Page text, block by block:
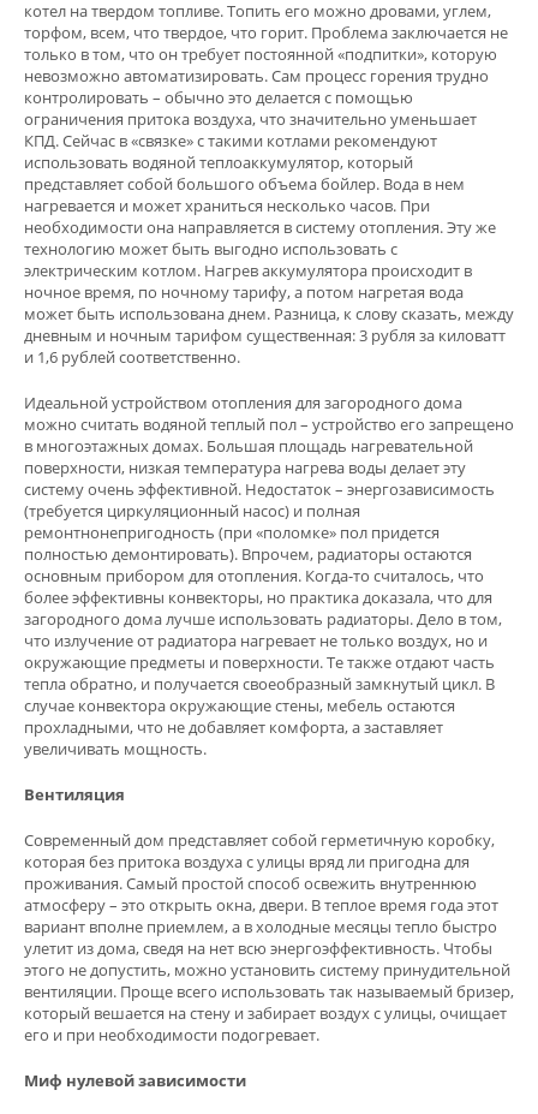
котел на твердом топливе. Топить его можно дровами, углем,
торфом, всем, что твердое, что горит. Проблема заключается не
только в том, что он требует постоянной «подпитки», которую
невозможно автоматизировать. Сам процесс горения трудно
контролировать – обычно это делается с помощью
ограничения притока воздуха, что значительно уменьшает
КПД. Сейчас в «связке» с такими котлами рекомендуют
использовать водяной теплоаккумулятор, который
представляет собой большого объема бойлер. Вода в нем
нагревается и может храниться несколько часов. При
необходимости она направляется в систему отопления. Эту же
технологию может быть выгодно использовать с
электрическим котлом. Нагрев аккумулятора происходит в
ночное время, по ночному тарифу, а потом нагретая вода
может быть использована днем. Разница, к слову сказать, между
дневным и ночным тарифом существенная: 3 рубля за киловатт
и 1,6 рублей соответственно.
Идеальной устройством отопления для загородного дома
можно считать водяной теплый пол – устройство его запрещено
в многоэтажных домах. Большая площадь нагревательной
поверхности, низкая температура нагрева воды делает эту
систему очень эффективной. Недостаток – энергозависимость
(требуется циркуляционный насос) и полная
ремонтнонепригодность (при «поломке» пол придется
полностью демонтировать). Впрочем, радиаторы остаются
основным прибором для отопления. Когда-то считалось, что
более эффективны конвекторы, но практика доказала, что для
загородного дома лучше использовать радиаторы. Дело в том,
что излучение от радиатора нагревает не только воздух, но и
окружающие предметы и поверхности. Те также отдают часть
тепла обратно, и получается своеобразный замкнутый цикл. В
случае конвектора окружающие стены, мебель остаются
прохладными, что не добавляет комфорта, а заставляет
увеличивать мощность.
Вентиляция
Современный дом представляет собой герметичную коробку,
которая без притока воздуха с улицы вряд ли пригодна для
проживания. Самый простой способ освежить внутреннюю
атмосферу – это открыть окна, двери. В теплое время года этот
вариант вполне приемлем, а в холодные месяцы тепло быстро
улетит из дома, сведя на нет всю энергоэффективность. Чтобы
этого не допустить, можно установить систему принудительной
вентиляции. Проще всего использовать так называемый бризер,
который вешается на стену и забирает воздух с улицы, очищает
его и при необходимости подогревает.
Миф нулевой зависимости